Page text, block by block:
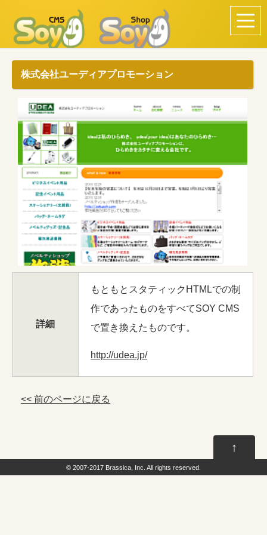
株式会社ユーディアプロモーション
詳細
もともとスタティックHTMLでの制
作であったものをすべてSOY CMS
で置き換えたものです。
http://udea.jp/
<< 前のページに戻る
↑
© 2007-2017 Brassica, Inc. All rights reserved.